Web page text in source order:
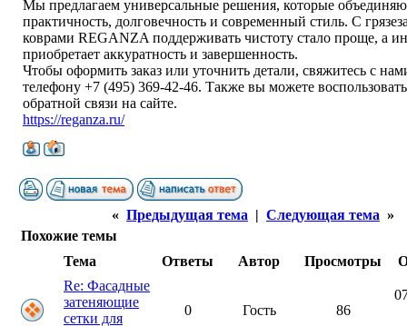
Мы предлагаем универсальные решения, которые
практичность, долговечность и современный стиль. С
коврами REGANZA поддерживать чистоту стало проще, а
приобретает аккуратность и завершенность.
Чтобы оформить заказ или уточнить детали, свяжитесь с
телефону +7 (495) 369-42-46. Также вы можете
обратной связи на сайте.
https://reganza.ru/
« Предыдущая тема | Следующая тема »
Похожие темы
Тема
Ответы Автор Просмотры
Re: Фасадные
затеняющие
сетки для
0 Гость 86